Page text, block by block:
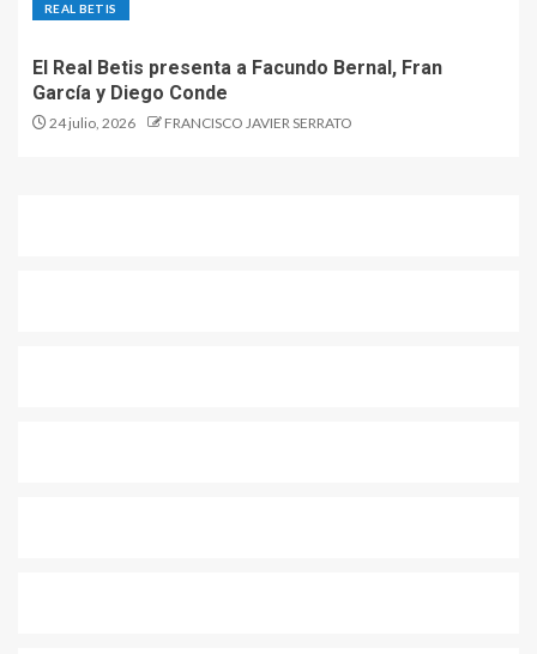
REAL BETIS
El Real Betis presenta a Facundo Bernal, Fran
García y Diego Conde
24 julio, 2026 FRANCISCO JAVIER SERRATO